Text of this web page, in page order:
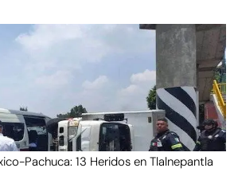
Pachuca: 13 Heridos en Tlalnepantla